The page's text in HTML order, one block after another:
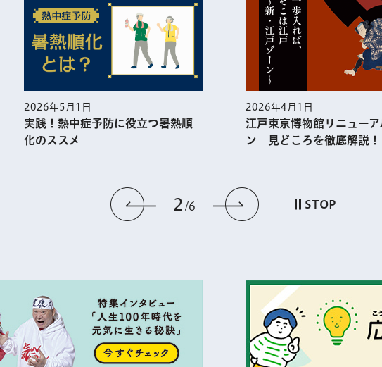
前のスライドを表示
2 6 次のスライド
STOP
2026年5月1日
実践！熱中症予防に役⽴つ暑熱順
化のススメ
2026年4月1日
江戸東京博物館リニューア
ン 見どころを徹底解説！